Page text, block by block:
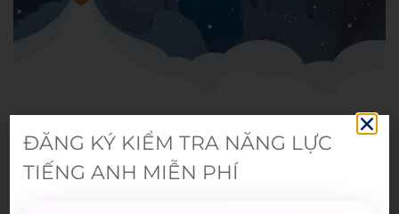
Sang Nguyen Tan
ĐĂNG KÝ KIỂM TRA NĂNG LỰC
TIẾNG ANH MIỄN PHÍ